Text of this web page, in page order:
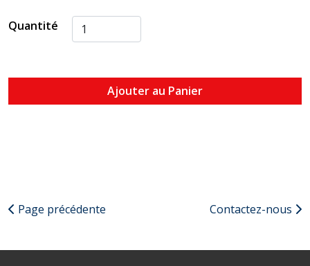
Quantité
Ajouter au Panier
Page précédente Contactez-nous